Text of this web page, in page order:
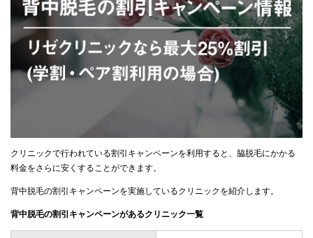
クリニックで行われている割引キャンペーンを利用すると、脇脱毛にかかる
料金をさらに安くすることができます。
背中脱毛の割引キャンペーンを実施しているクリニックを紹介します。
背中脱毛の割引キャンペーンがあるクリニック一覧